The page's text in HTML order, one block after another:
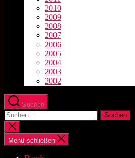
2010
2009
2008
2007
2006
2005
2004
2003
2002
Suchen
Suchen
nach:
Suche
schließen
Menü schließen